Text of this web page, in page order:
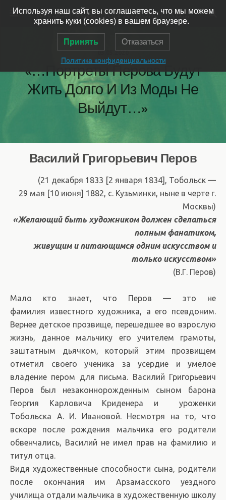
Музей-усадьба художника Ярошенко
03.05.2020
«…портреты Перова Будут
Жить Долго И Из Моды Не
Выйдут…»
Василий Григорьевич Перов
(21 декабря 1833 [2 января 1834], Тобольск —
29 мая [10 июня] 1882, с. Кузьминки, ныне в черте г.
Москвы)
«Желающий быть художником должен сделаться
полным фанатиком,
живущим и питающимся одним искусством и
только искусством»
(В.Г. Перов)
Мало кто знает, что Перов — это не
фамилия известного художника, а его псевдоним.
Вернее детское прозвище, перешедшее во взрослую
жизнь, данное мальчику его учителем грамоты,
заштатным дьячком, который этим прозвищем
отметил своего ученика за усердие и умелое
владение пером для письма. Василий Григорьевич
Перов был незаконнорожденным сыном барона
Георгия Карловича Криденера и уроженки
Тобольска А. И. Ивановой. Несмотря на то, что
вскоре после рождения мальчика его родители
обвенчались, Василий не имел прав на фамилию и
титул отца.
Видя художественные способности сына, родители
после окончания им Арзамасского уездного
училища отдали мальчика в художественную школу
Используя наш сайт, вы соглашаетесь, что мы можем
хранить куки (cookies) в вашем браузере.
Принять Отказаться
Политика конфиденциальности